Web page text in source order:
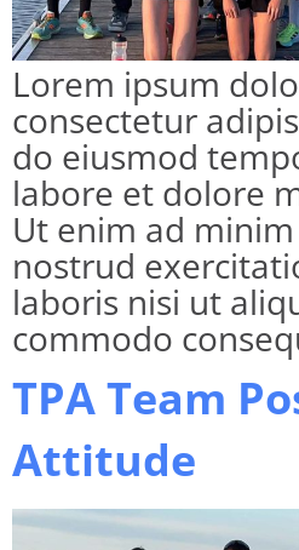
Lorem ipsum
consectetur
do eiusmod
labore et dolore
Ut enim ad
nostrud
laboris nisi ut
commodo
TPA Team
Attitude